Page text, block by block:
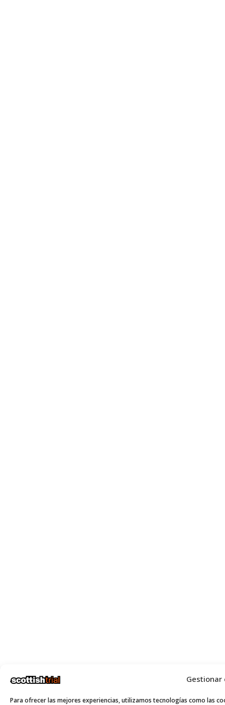
Para ofrecer las mejores experiencias, utilizamos tecnologías como las